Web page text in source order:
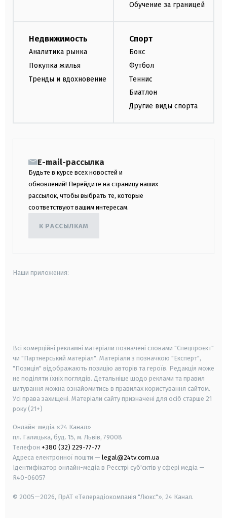
Обучение за границей
Недвижимость
Аналитика рынка
Покупка жилья
Тренды и вдохновение
Спорт
Бокс
Футбол
Теннис
Биатлон
Другие виды спорта
E-mail-рассылка
Будьте в курсе всех новостей и
обновлений! Перейдите на страницу наших
рассылок, чтобы выбрать те, которые
соответствуют вашим интересам.
К РАССЫЛКАМ
Наши приложения:
Всі комерційні рекламні матеріали позначені словами "Спецпроєкт"
чи "Партнерський матеріал". Матеріали з позначкою "Експерт",
"Позиція" відображають позицію авторів та героїв. Редакція може
не поділяти їхніх поглядів. Детальніше щодо реклами та правил
цитування можна ознайомитись в правилах користування сайтом.
Усі права захищені. Матеріали сайту призначені для осіб старше 21
року (21+)
Онлайн-медіа «24 Канал»
пл. Галицька, буд. 15, м. Львів, 79008
Телефон +380 (32) 229-77-77
Адреса електронної пошти — legal@24tv.com.ua
Ідентифікатор онлайн-медіа в Реєстрі суб'єктів у сфері медіа —
R40-06057
© 2005—2026, ПрАТ «Телерадіокомпанія "Люкс"», 24 Канал.